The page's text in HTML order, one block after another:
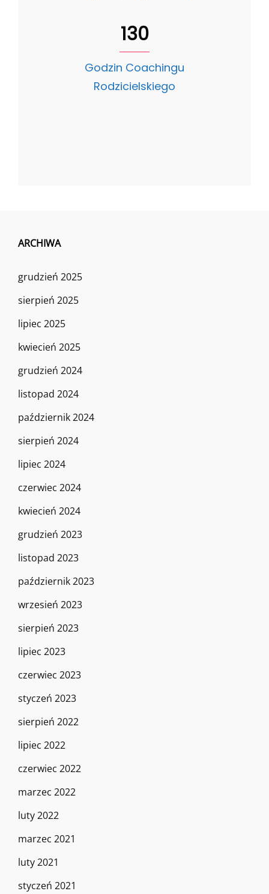
130
Godzin Coachingu
Rodzicielskiego
ARCHIWA
grudzień 2025
sierpień 2025
lipiec 2025
kwiecień 2025
grudzień 2024
listopad 2024
październik 2024
sierpień 2024
lipiec 2024
czerwiec 2024
kwiecień 2024
grudzień 2023
listopad 2023
październik 2023
wrzesień 2023
sierpień 2023
lipiec 2023
czerwiec 2023
styczeń 2023
sierpień 2022
lipiec 2022
czerwiec 2022
marzec 2022
luty 2022
marzec 2021
luty 2021
styczeń 2021